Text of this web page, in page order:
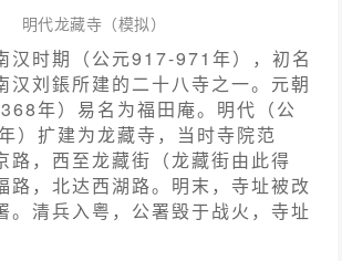
明代龙藏寺（模拟）
汉时期（公元917-971年），初名
汉刘鋹所建的二十八寺之一。元朝
年）易名为福田庵。明代（公
）扩建为龙藏寺，当时寺院范
路，西至龙藏街（龙藏街由此得
路，北达西湖路。明末，寺址被改
。清兵入粤，公署毁于战火，寺址